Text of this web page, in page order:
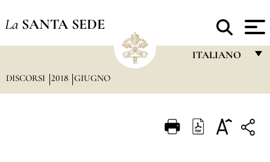
La SANTA SEDE
ITALIANO
ITALIANO
DISCORSI 2018 GIUGNO